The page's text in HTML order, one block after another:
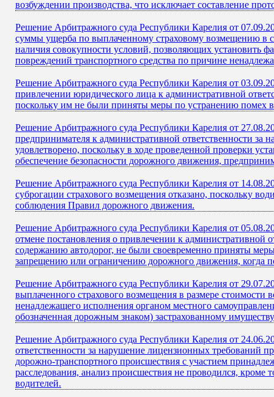
возбуждении производства, что исключает составление
Решение Арбитражного суда Республики Карелия от
суммы ущерба по выплаченному страховому возмещению в
наличия совокупности условий, позволяющих установить
повреждений транспортного средства по причине
Решение Арбитражного суда Республики Карелия от
привлечении юридического лица к административной
поскольку им не были приняты меры по устранению помех
Решение Арбитражного суда Республики Карелия от
предпринимателя к административной ответственности
удовлетворено, поскольку в ходе проведенной проверки
обеспечение безопасности дорожного движения,
Решение Арбитражного суда Республики Карелия от
суброгации страхового возмещения отказано, поскольку
соблюдения Правил дорожного движения.
Решение Арбитражного суда Республики Карелия от
отмене постановления о привлечении к административной
содержанию автодорог, не были своевременно приняты
запрещению или ограничению дорожного движения, когда
Решение Арбитражного суда Республики Карелия от
выплаченного страхового возмещения в размере стоимости
ненадлежащего исполнения органом местного
обозначенная дорожным знаком) застрахованному
Решение Арбитражного суда Республики Карелия от
ответственности за нарушение лицензионных требований
дорожно-транспортного происшествия с участием
расследования, анализ происшествия не проводился,
водителей.